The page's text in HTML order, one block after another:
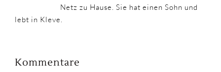
Netz zu Hause. Sie hat einen Sohn und
lebt in Kleve.
Kommentare